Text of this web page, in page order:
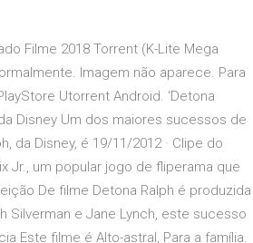
Filme 2018 Torrent (K-Lite Mega
Imagem não aparece. Para
Utorrent Android. ‘Detona
Disney Um dos maiores sucessos de
da Disney, é 19/11/2012 · Clipe do
Jr., um popular jogo de fliperama que
De filme Detona Ralph é produzida
Silverman e Jane Lynch, este sucesso
Este filme é Alto-astral, Para a família.